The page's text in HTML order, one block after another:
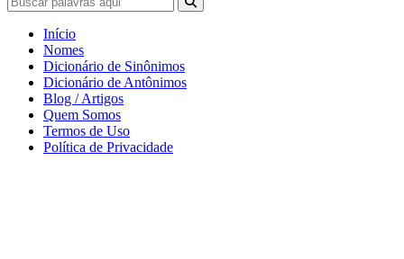
Início
Nomes
Dicionário de Sinônimos
Dicionário de Antônimos
Blog / Artigos
Quem Somos
Termos de Uso
Política de Privacidade